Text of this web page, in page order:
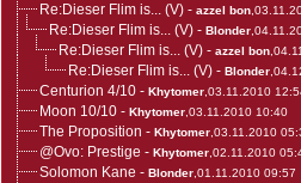
Re:Dieser Flim is... (V) - azzel bon
Re:Dieser Flim is... (V) - Blonder
Re:Dieser Flim is... (V) - azzel bon
Re:Dieser Flim is... (V) - Blonder
Centurion 4/10 - Khytomer ,03.11.2010
Moon 10/10 - Khytomer ,03.11.2010 10:40
The Proposition - Khytomer ,03.11.2010
@Ovo: Prestige - Khytomer ,02.11.2010
Solomon Kane - Blonder ,01.11.2010 09:57